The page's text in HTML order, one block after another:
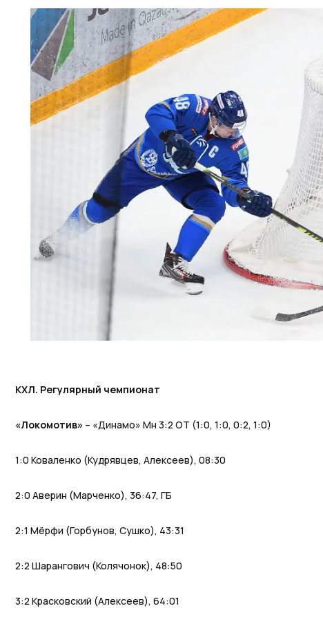
КХЛ. Регулярный чемпионат
«Локомотив» – «Динамо» Мн 3:2 ОТ (1:0, 1:0, 0:2, 1:0)
1:0 Коваленко (Кудрявцев, Алексеев), 08:30
2:0 Аверин (Марченко), 36:47, ГБ
2:1 Мёрфи (Горбунов, Сушко), 43:31
2:2 Шарангович (Колячонок), 48:50
3:2 Красковский (Алексеев), 64:01